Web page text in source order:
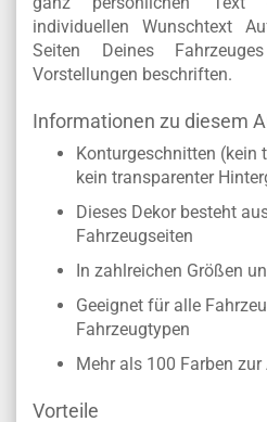
individuellen Wunschtext
Seiten Deines
Vorstellungen beschriften.
Informationen zu diesem
Konturgeschnitten (kein
kein transparenter
Dieses Dekor besteht
Fahrzeugseiten
In zahlreichen Größen
Geeignet für alle
Fahrzeugtypen
Mehr als 100 Farben zur
Vorteile